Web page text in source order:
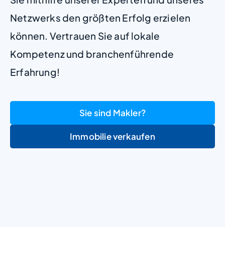
Netzwerks den größten Erfolg erzielen
können. Vertrauen Sie auf lokale
Kompetenz und branchenführende
Erfahrung!
Sie sind Makler?
Immobilie verkaufen